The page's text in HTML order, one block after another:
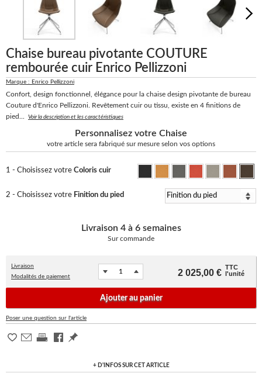
Chaise bureau pivotante COUTURE
rembourée cuir Enrico Pellizzoni
Marque : Enrico Pellizzoni
Confort, design fonctionnel, élégance pour la chaise design pivotante de bureau
Couture d'Enrico Pellizzoni. Revêtement cuir ou tissu, existe en 4 finitions de
pied...
Voir la description et les caractéristiques
Personnalisez votre Chaise
votre article sera fabriqué sur mesure selon vos options
1 - Choisissez votre Coloris cuir
2 - Choisissez votre Finition du pied
Livraison 4 à 6 semaines
Sur commande
Livraison
Modalités de paiement
2 025,00 €
TTC
l'unité
Ajouter au panier
Poser une question sur l'article
+ D'INFOS SUR CET ARTICLE